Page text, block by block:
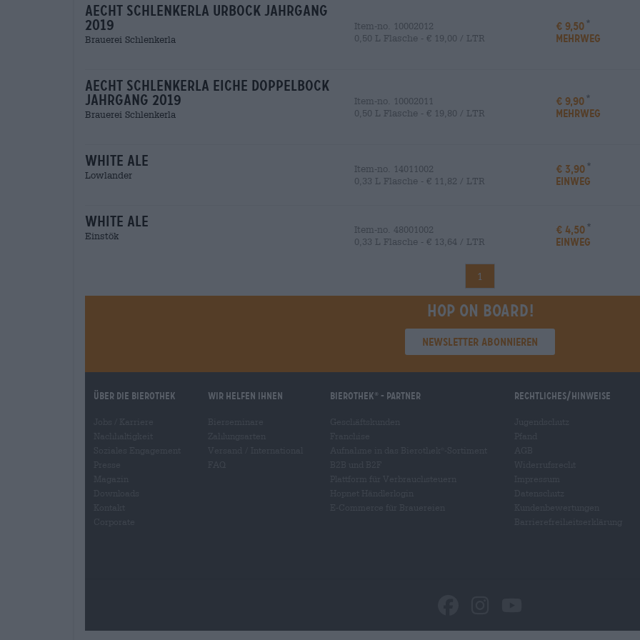
aecht schlenkerla urbock jahrgang
2019
Brauerei Schlenkerla
Item-no. 10002012
0,50 L Flasche - € 19,00 / LTR
€ 9,50
MEHRWEG
aecht schlenkerla eiche doppelbock
jahrgang 2019
Brauerei Schlenkerla
Item-no. 10002011
0,50 L Flasche - € 19,80 / LTR
€ 9,90
MEHRWEG
white ale
Lowlander
Item-no. 14011002
0,33 L Flasche - € 11,82 / LTR
€ 3,90
EINWEG
white ale
Einstök
Item-no. 48001002
0,33 L Flasche - € 13,64 / LTR
€ 4,50
EINWEG
1
Hop on board!
Newsletter abonnieren
Über die Bierothek Wir helfen Ihnen Bierothek - Partner Rechtliches/Hinweise